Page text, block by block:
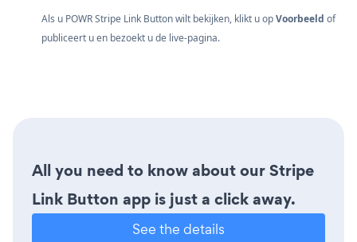
Als u POWR Stripe Link Button wilt bekijken, klikt u opVoorbeeld of
publiceert u en bezoekt u de live-pagina.
All you need to know about our Stripe
Link Button app is just a click away.
See the details